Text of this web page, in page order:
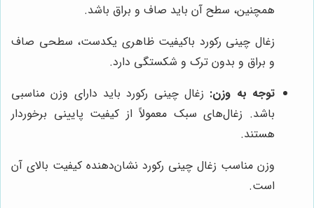
همچنین، سطح آن باید صاف و براق باشد.
زغال چینی رکورد باکیفیت ظاهری یکدست، سطحی صاف
و براق و بدون ترک و شکستگی دارد.
توجه به وزن: زغال چینی رکورد باید دارای وزن مناسبی
باشد. زغال‌های سبک معمولاً از کیفیت پایینی برخوردار
هستند.
وزن مناسب زغال چینی رکورد نشان‌دهنده کیفیت بالای آن
است.